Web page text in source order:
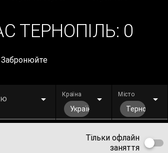
ТЕРНОПІЛЬ: 0
Забронюйте
Країна
Україна
Місто
Тернопіль
Тільки офлайн
заняття